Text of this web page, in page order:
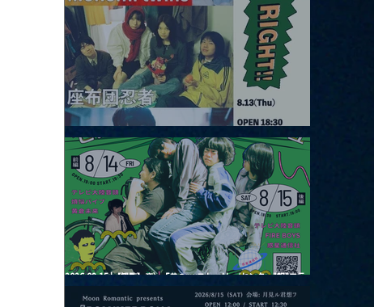
2026.08.13 |【観覧】JUST RIGHT!! vol.26
2026.08.15 |【観覧】夜）『巷のmyストーリー/センター"訳"フラ
ッシュ⚡️後編』